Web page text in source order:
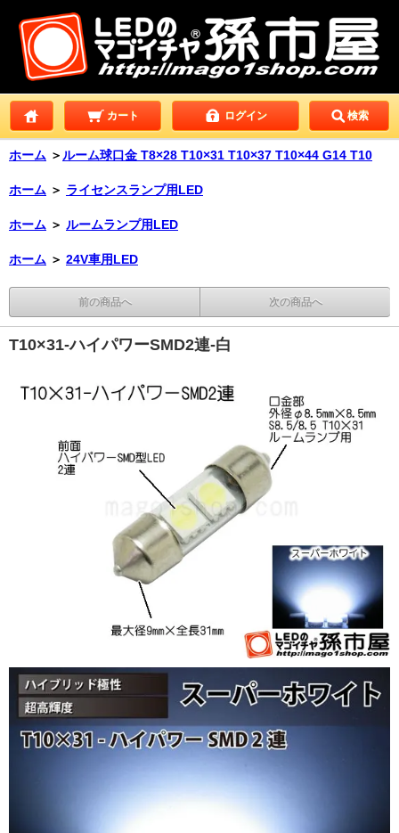
カート ログイン 検索
ホーム ＞ ルーム球口金 T8×28 T10×31 T10×37 T10×44 G14 T10
ホーム ＞ ライセンスランプ用LED
ホーム ＞ ルームランプ用LED
ホーム ＞ 24V車用LED
前の商品へ 次の商品へ
T10×31-ハイパワーSMD2連-白